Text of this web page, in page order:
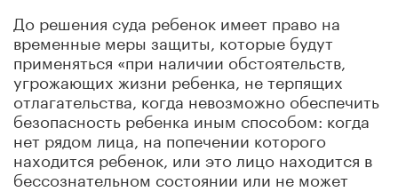
До решения суда ребенок имеет право на
временные меры защиты, которые будут
применяться «при наличии обстоятельств,
угрожающих жизни ребенка, не терпящих
отлагательства, когда невозможно обеспечить
безопасность ребенка иным способом: когда
нет рядом лица, на попечении которого
находится ребенок, или это лицо находится в
бессознательном состоянии или не может